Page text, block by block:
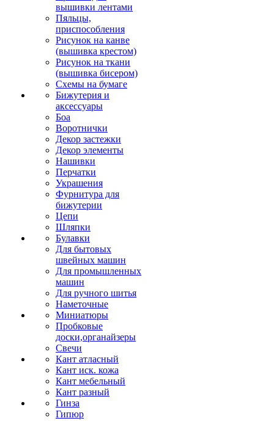
вышивки лентами
Пяльцы,
приспособления
Рисунок на канве
(вышивка крестом)
Рисунок на ткани
(вышивка бисером)
Схемы на бумаге
Бижутерия и
аксессуары
Боа
Воротнички
Декор застежки
Декор элементы
Нашивки
Перчатки
Украшения
Фурнитура для
бижутерии
Цепи
Шляпки
Булавки
Для бытовых
швейных машин
Для промышленных
машин
Для ручного шитья
Наметочные
Миниатюры
Пробковые
доски,органайзеры
Свечи
Кант атласный
Кант иск. кожа
Кант мебельный
Кант разный
Гинза
Гипюр